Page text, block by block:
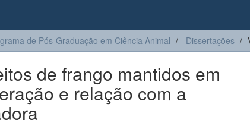
de Pós-Graduação em Ciência Animal Dissertações
de frango mantidos em
e relação com a